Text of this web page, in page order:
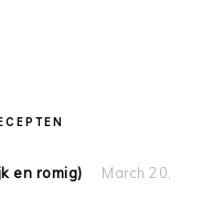
en romig)
March 20,